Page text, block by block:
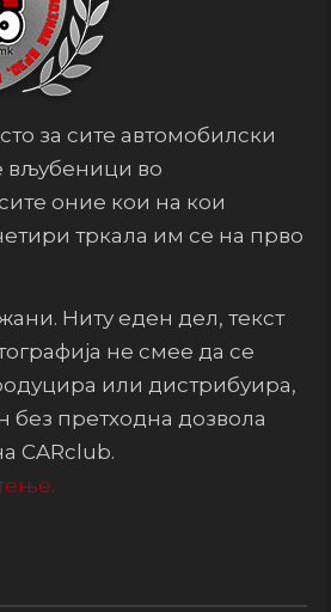
за сите автомобилски
вљубеници во
оние кои на кои
тркала им се на прво
Ниту еден дел, текст
не смее да се
или дистрибуира,
без претходна дозвола
CARclub.